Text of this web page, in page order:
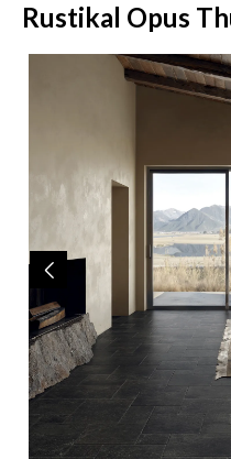
Rustikal Opus
Bildergalerie überspringen